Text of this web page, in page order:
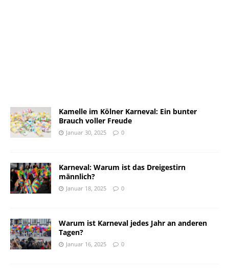
Kamelle im Kölner Karneval: Ein bunter
Brauch voller Freude
Januar 30, 2025 0
Karneval: Warum ist das Dreigestirn
männlich?
Januar 18, 2025 0
Warum ist Karneval jedes Jahr an anderen
Tagen?
Januar 16, 2025 0